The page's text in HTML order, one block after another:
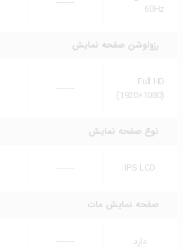
60Hz
رزولوشن صفحه نمایش
Full HD
(1920×1080)
-------
نوع صفحه نمایش
IPS LCD
-------
صفحه نمایش مات
دارد -------